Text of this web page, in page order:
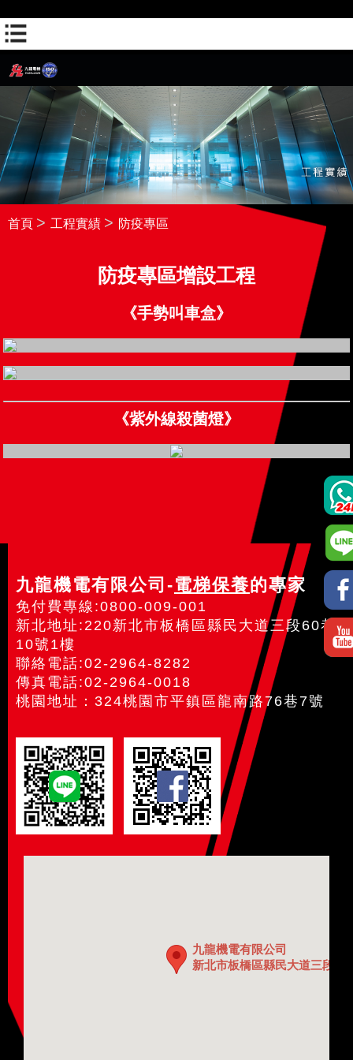
首頁 工程實績 防疫專區
防疫專區增設工程
《手勢叫車盒》
《紫外線殺菌燈》
九龍機電有限公司-電梯保養的專家
免付費專線:0800-009-001
新北地址:220新北市板橋區縣民大道三段60巷
10號1樓
聯絡電話:02-2964-8282
傳真電話:02-2964-0018
桃園地址：324桃園市平鎮區龍南路76巷7號
新北市板橋區縣民大道三段60
九龍機電有限公司